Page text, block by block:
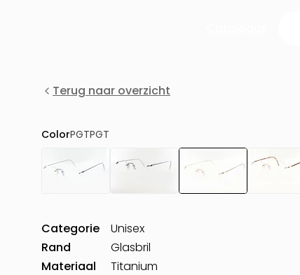
Terug naar overzicht
ColorPGTPGT
Categorie
Unisex
Rand
Glasbril
Materiaal
Titanium